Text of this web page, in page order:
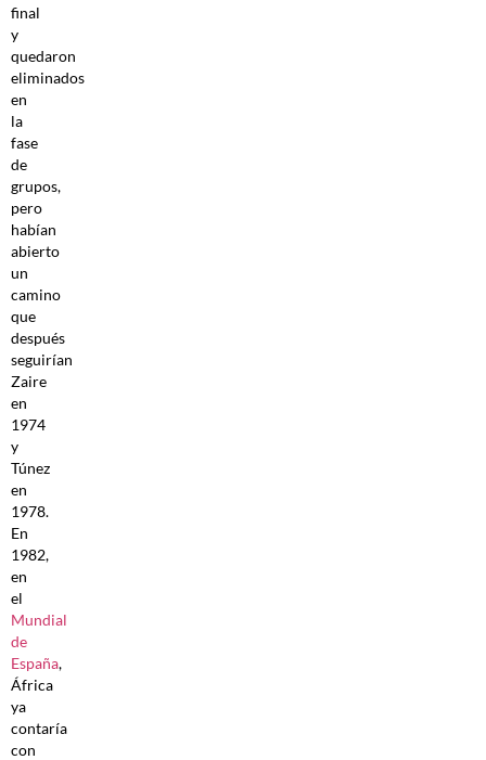
final
y
quedaron
eliminados
en
la
fase
de
grupos,
pero
habían
abierto
un
camino
que
después
seguirían
Zaire
en
1974
y
Túnez
en
1978.
En
1982,
en
el
Mundial
de
España,
África
ya
contaría
con